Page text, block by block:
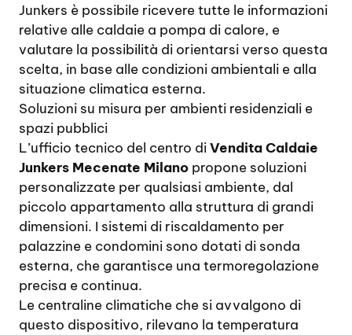
Junkers è possibile ricevere tutte le informazioni
relative alle caldaie a pompa di calore, e
valutare la possibilità di orientarsi verso questa
scelta, in base alle condizioni ambientali e alla
situazione climatica esterna.
Soluzioni su misura per ambienti residenziali e
spazi pubblici
L’ufficio tecnico del centro diVendita Caldaie
Junkers Mecenate Milano propone soluzioni
personalizzate per qualsiasi ambiente, dal
piccolo appartamento alla struttura di grandi
dimensioni. I sistemi di riscaldamento per
palazzine e condomini sono dotati di sonda
esterna, che garantisce una termoregolazione
precisa e continua.
Le centraline climatiche che si avvalgono di
questo dispositivo, rilevano la temperatura